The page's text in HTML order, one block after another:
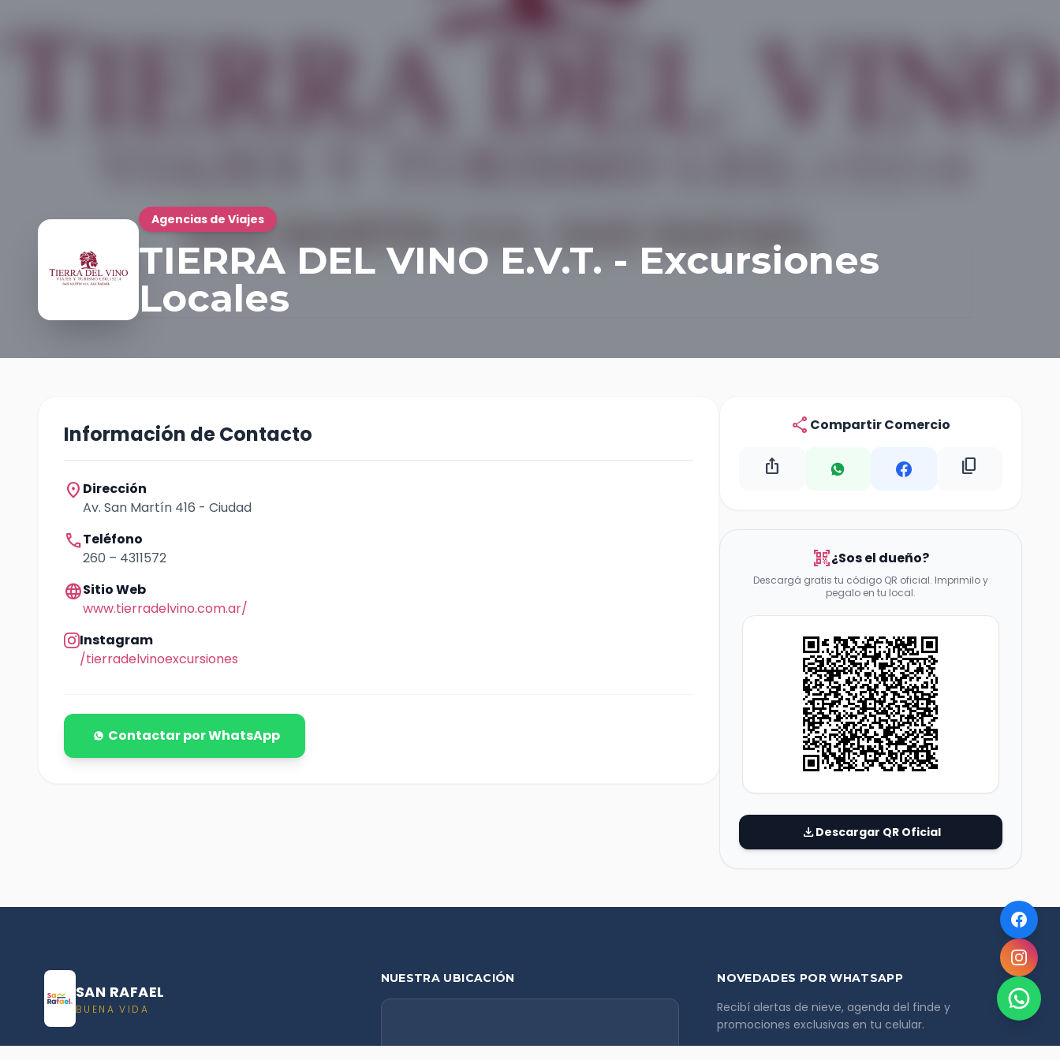
Agencias de Viajes
TIERRA DEL VINO E.V.T. - Excursiones
Locales
Información de Contacto
location_on Dirección
Av. San Martín 416 - Ciudad
callTeléfono
260 – 4311572
languageSitio Web
www.tierradelvino.com.ar/
Instagram
/tierradelvinoexcursiones
Contactar por WhatsApp
share Compartir Comercio
ios_share content_copy
qr_code_scanner¿Sos el dueño?
Descargá gratis tu código QR oficial. Imprimilo y
pegalo en tu local.
downloadDescargar QR Oficial
SAN RAFAEL
BUENA VIDA
NUESTRA UBICACIÓN NOVEDADES POR WHATSAPP
Recibí alertas de nieve, agenda del finde y
promociones exclusivas en tu celular.